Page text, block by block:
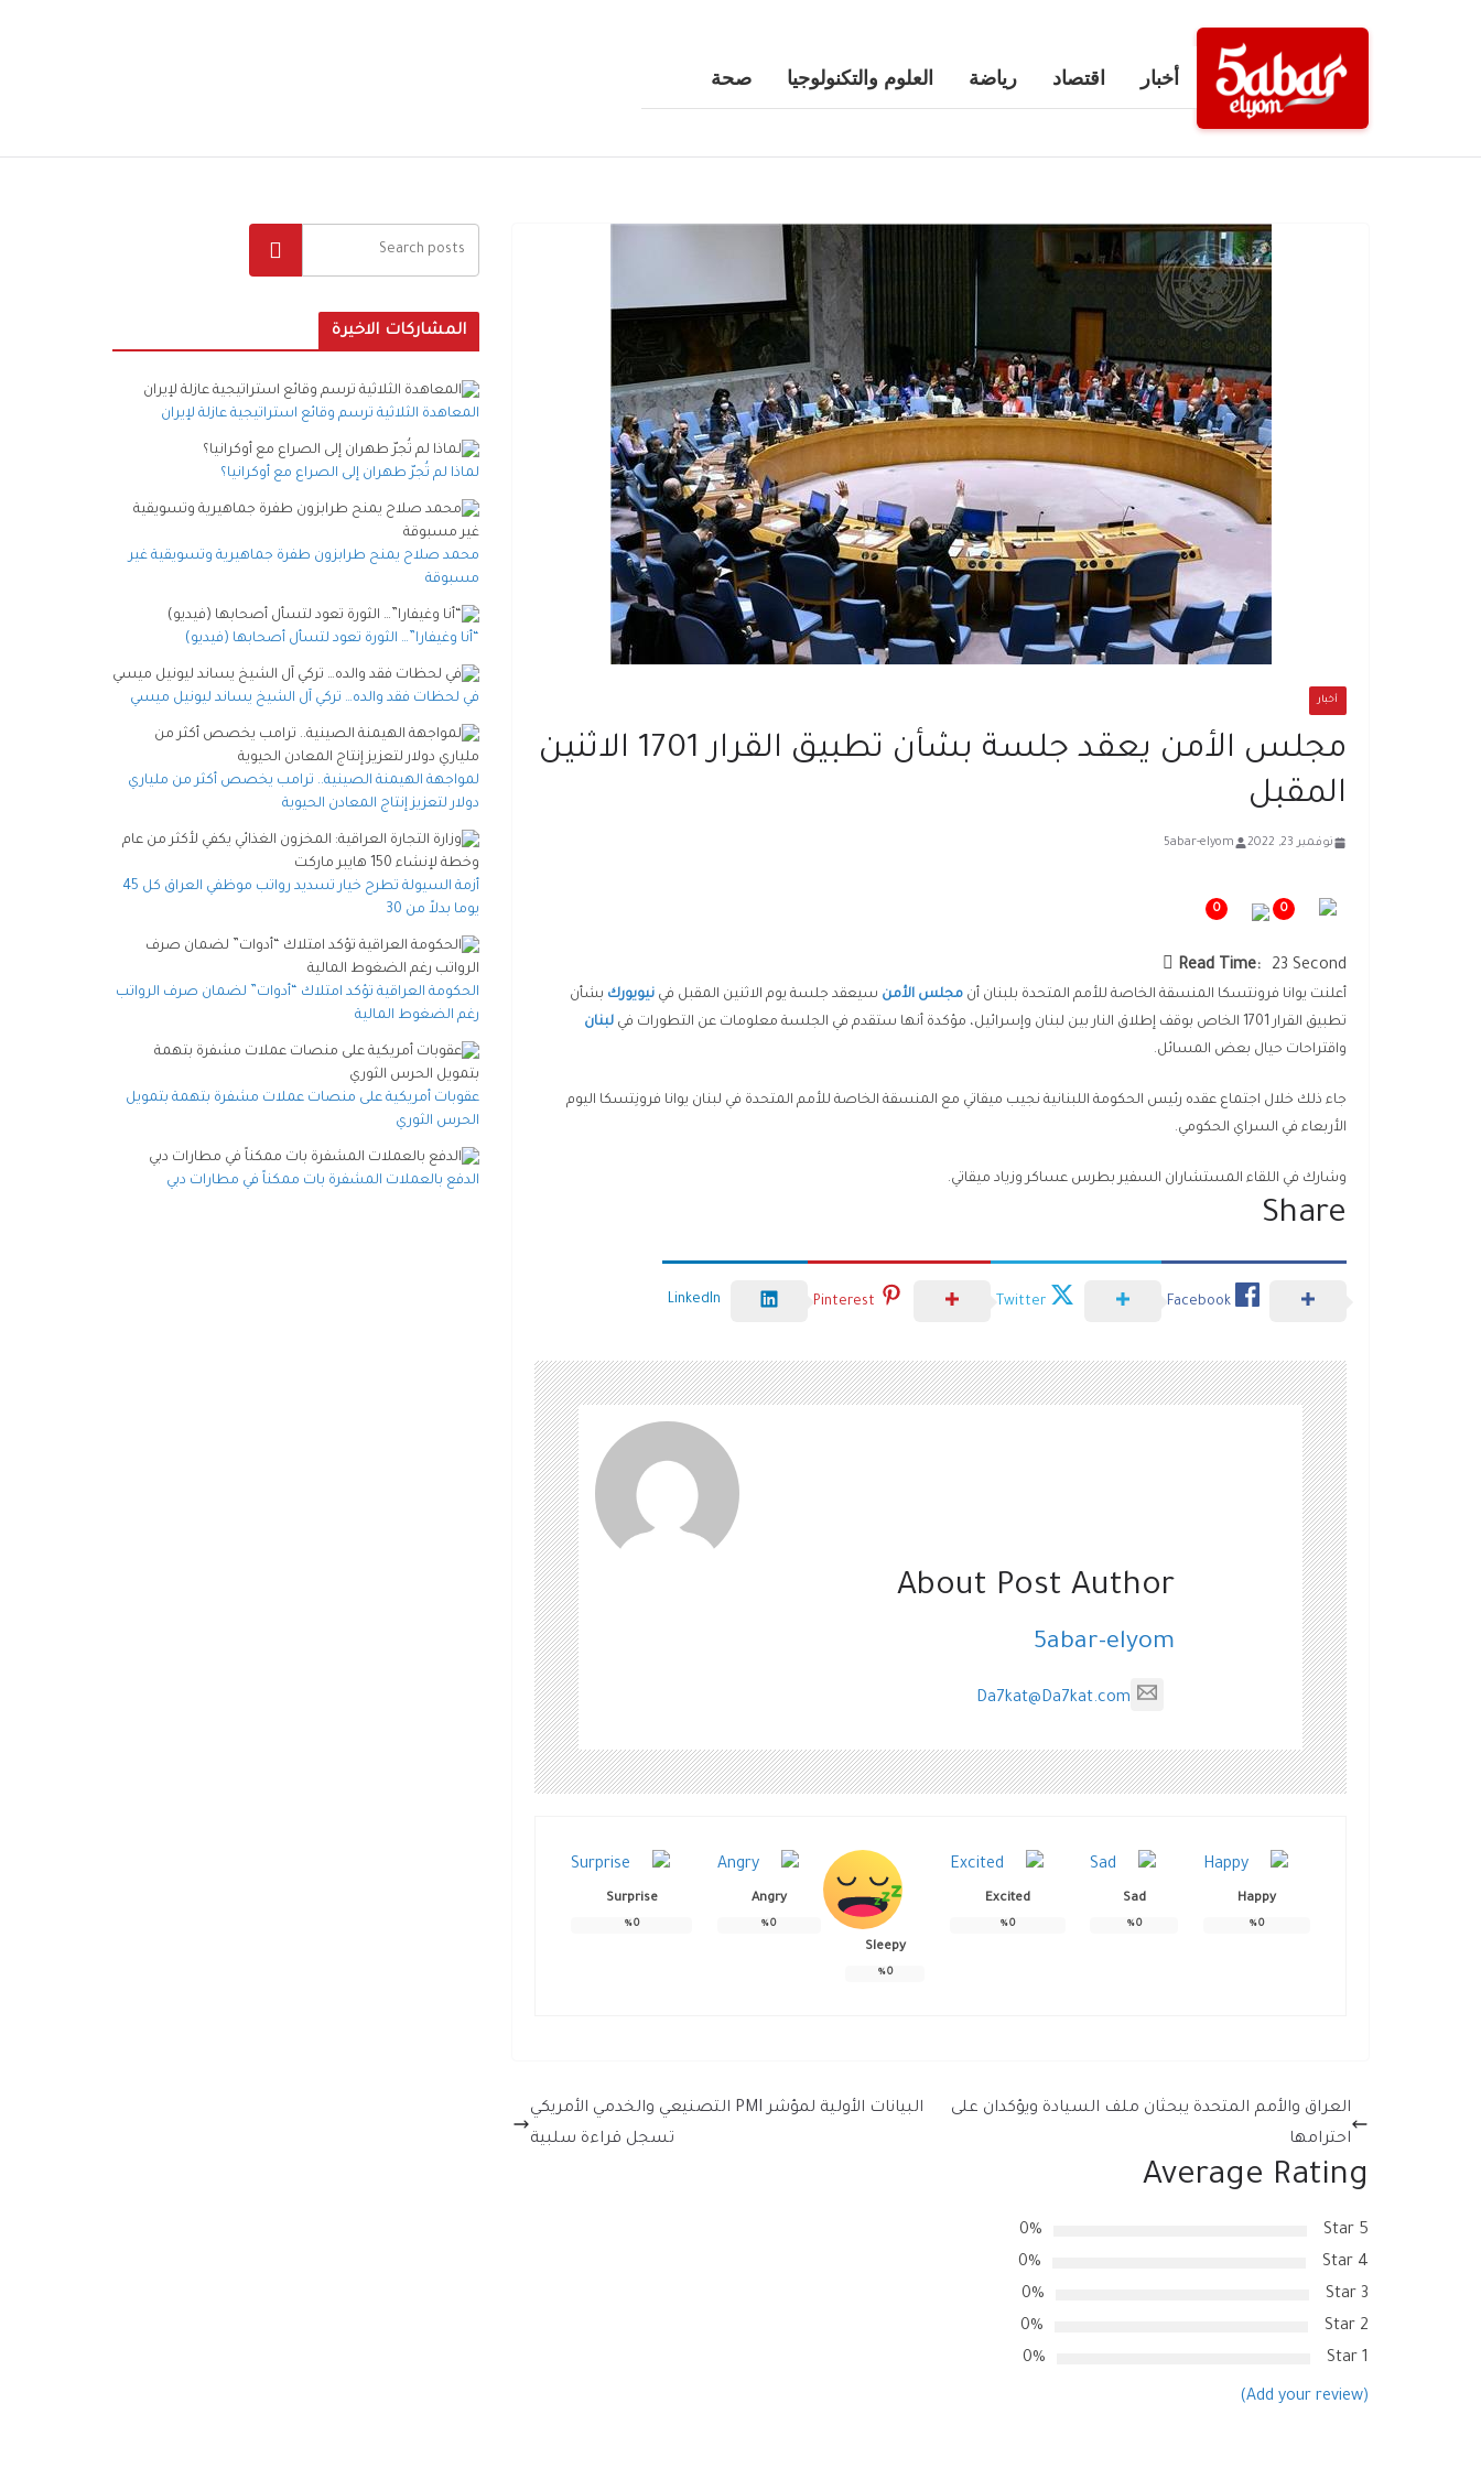
أخبار اقتصاد رياضة العلوم والتكنولوجيا صحة
أخبار
مجلس الأمن يعقد جلسة بشأن تطبيق القرار 1701 الاثنين
المقبل
نوفمبر 23, 2022 5abar-elyom
0
0
Read Time: 23 Second
أعلنت يوانا فرونتسكا المنسقة الخاصة للأمم المتحدة بلبنان أن مجلس الأمن سيعقد جلسة يوم الاثنين المقبل في نيويورك بشأن
تطبيق القرار 1701 الخاص بوقف إطلاق النار بين لبنان وإسرائيل، مؤكدة أنها ستقدم في الجلسة معلومات عن التطورات في
لبنان
واقتراحات حيال بعض المسائل.
جاء ذلك خلال اجتماع عقده رئيس الحكومة اللبنانية نجيب ميقاتي مع المنسقة الخاصة للأمم المتحدة في لبنان يوانا فرونِتسكا اليوم
الأربعاء في السراي الحكومي.
وشارك في اللقاء المستشاران السفير بطرس عساكر وزياد ميقاتي.
Share
Facebook
Twitter
Pinterest
LinkedIn
About Post Author
5abar-elyom
Da7kat@Da7kat.com
Happy
0
%
Sad
0
%
Excited
0
%
Sleepy
0
%
Angry
0
%
Surprise
0
%
العراق والأمم المتحدة يبحثان ملف السيادة ويؤكدان على
احترامها
البيانات الأولية لمؤشر PMI التصنيعي والخدمي الأمريكي
تسجل قراءة سلبية
Average Rating
5 Star
0%
4 Star
0%
3 Star
0%
2 Star
0%
1 Star
0%
(Add your review)
المشاركات الاخيرة
المعاهدة الثلاثية ترسم وقائع استراتيجية عازلة لإيران
لماذا لم تُجرّ طهران إلى الصراع مع أوكرانيا؟
محمد صلاح يمنح طرابزون طفرة جماهيرية وتسويقية غير
مسبوقة
“أنا وغيفارا”… الثورة تعود لتسأل أصحابها (فيديو)
في لحظات فقد والده… تركي آل الشيخ يساند ليونيل ميسي
لمواجهة الهيمنة الصينية.. ترامب يخصص أكثر من ملياري
دولار لتعزيز إنتاج المعادن الحيوية
أزمة السيولة تطرح خيار تسديد رواتب موظفي العراق كل 45
يوما بدلاً من 30
الحكومة العراقية تؤكد امتلاك “أدوات” لضمان صرف الرواتب
رغم الضغوط المالية
عقوبات أمريكية على منصات عملات مشفرة بتهمة بتمويل
الحرس الثوري
الدفع بالعملات المشفرة بات ممكناً في مطارات دبي